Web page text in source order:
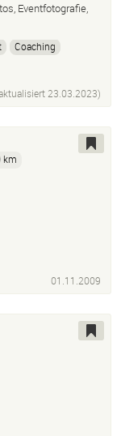
Eventfotografie,
Coaching
23.03.2023)
km
01.11.2009